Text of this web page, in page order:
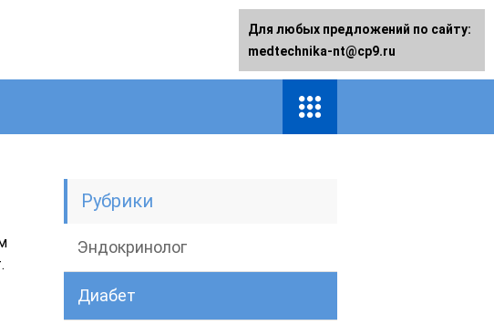
Рубрики
Эндокринолог
Диабет
Для любых предложений по сайту:
medtechnika-nt@cp9.ru